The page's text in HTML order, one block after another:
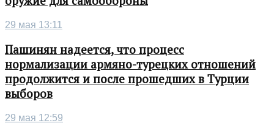
29 мая 13:11
Пашинян надеется, что процесс
нормализации армяно-турецких отношений
продолжится и после прошедших в Турции
выборов
29 мая 12:59